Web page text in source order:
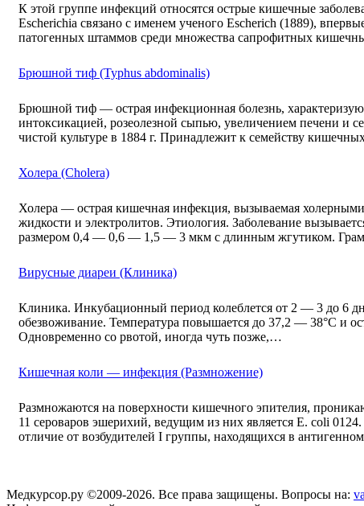
К этой группе инфекций относятся острые кишечные
Escherichia связано с именем ученого Escherich (1889),
патогенных штаммов среди множества сапрофитных
Брюшной тиф (Typhus abdominalis)
Брюшной тиф — острая инфекционная болезнь,
интоксикацией, розеолезной сыпью, увеличением печени и
чистой культуре в 1884 г. Принадлежит к семейству
Холера (Cholera)
Холера — острая кишечная инфекция, вызываемая холерными
жидкости и электролитов. Этиология. Заболевание
размером 0,4 — 0,6 — 1,5 — 3 мкм с длинным жгутиком.
Вирусные диареи (Клиника)
Клиника. Инкубационный период колеблется от 2 — 3 до 6
обезвоживание. Температура повышается до 37,2 — 38°С и
Одновременно со рвотой, иногда чуть позже,…
Кишечная коли — инфекция (Размножение)
Размножаются на поверхности кишечного эпителия,
11 сероваров эшерихий, ведущим из них является Е. coli
отличие от возбудителей I группы, находящихся в
Медкурсор.ру ©2009-2026. Все права защищены. Вопросы на: